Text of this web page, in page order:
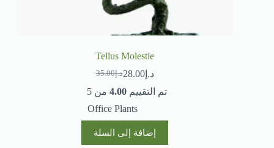
Tellus Molestie
د.إ35.00 د.إ28.00
تم التقييم4.00 من 5
Office Plants
إضافة إلى السلة